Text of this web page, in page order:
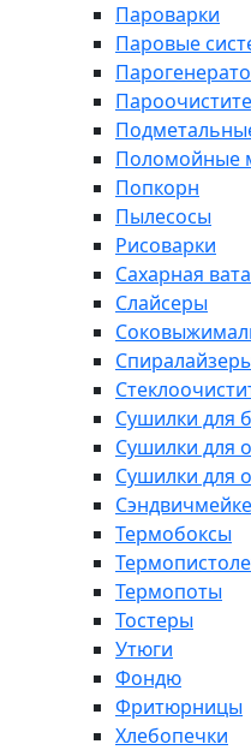
Пароварки
Паровые
Поломойные
Попкорн
Пылесосы
Рисоварки
Сахарная вата
Слайсеры
Сушилки для
Сушилки для
Сушилки для
Термобоксы
Термопоты
Тостеры
Утюги
Фондю
Фритюрницы
Хлебопечки